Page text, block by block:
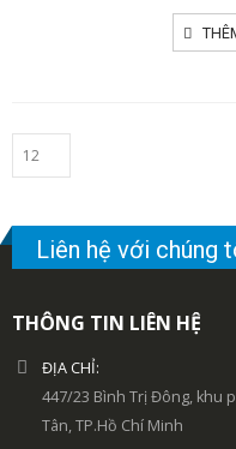
Liên hệ với chúng
THÔNG TIN LIÊN HỆ
ĐỊA CHỈ:
447/23 Bình Trị Đông, khu
Tân, TP.Hồ Chí Minh